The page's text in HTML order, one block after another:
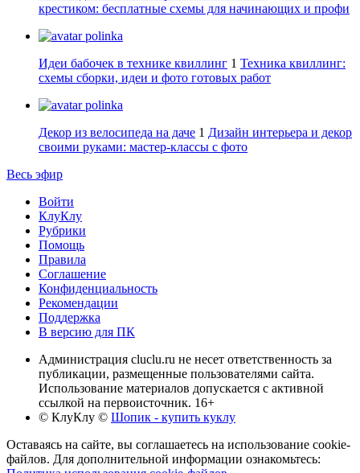
крестиком: бесплатные схемы для начинающих и профи
polinka
Идеи бабочек в технике квиллинг 1 Техника квиллинг:
схемы сборки, идеи и фото готовых работ
polinka
Декор из велосипеда на даче 1 Дизайн интерьера и декор
своими руками: мастер-классы с фото
Весь эфир
Войти
КлуКлу
Рубрики
Помощь
Правила
Соглашение
Конфиденциальность
Рекомендации
Поддержка
В версию для ПК
Администрация cluclu.ru не несет ответственность за
публикации, размещенные пользователями сайта.
Использование материалов допускается с активной
ссылкой на первоисточник. 16+
© КлуКлу © Шопик - купить куклу
Оставаясь на сайте, вы соглашаетесь на использование cookie-
файлов. Для дополнительной информации ознакомьтесь: